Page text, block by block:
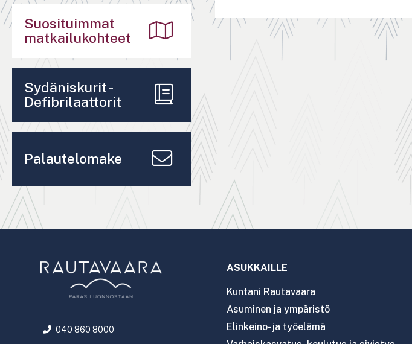
Suosituimmat
matkailukohteet
Sydäniskurit -
Defibrilaattorit
Palautelomake
040 860 8000
ASUKKAILLE
Kuntani Rautavaara
Asuminen ja ympäristö
Elinkeino- ja työelämä